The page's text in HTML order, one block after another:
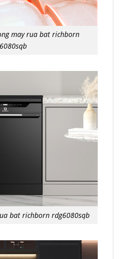
may rua bat richborn
bat richborn rdg6080sqb